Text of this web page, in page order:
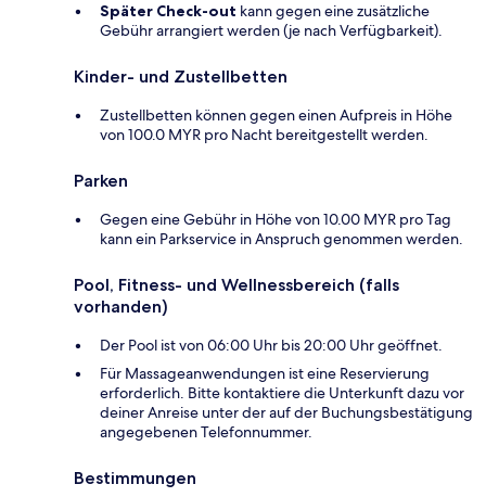
Später Check-out kann gegen eine zusätzliche
Gebühr arrangiert werden (je nach Verfügbarkeit).
Kinder- und Zustellbetten
Zustellbetten können gegen einen Aufpreis in Höhe
von 100.0 MYR pro Nacht bereitgestellt werden.
Parken
Gegen eine Gebühr in Höhe von 10.00 MYR pro Tag
kann ein Parkservice in Anspruch genommen werden.
Pool, Fitness- und Wellnessbereich (falls
vorhanden)
Der Pool ist von 06:00 Uhr bis 20:00 Uhr geöffnet.
Für Massageanwendungen ist eine Reservierung
erforderlich. Bitte kontaktiere die Unterkunft dazu vor
deiner Anreise unter der auf der Buchungsbestätigung
angegebenen Telefonnummer.
Bestimmungen